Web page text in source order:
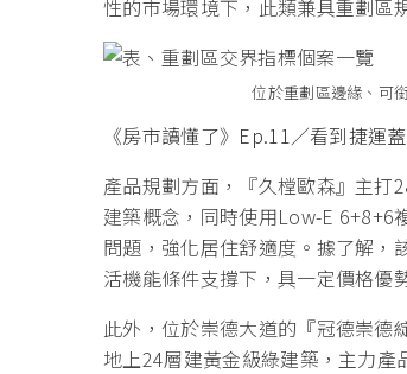
性的市場環境下，此類兼具重劃區
位於重劃區邊緣、可
《房市讀懂了》Ep.11／看到捷運
產品規劃方面，『久樘歐森』主
建築概念，同時使用Low-E 6+8+6
問題，強化居住舒適度。據了解，
活機能條件支撐下，具一定價格優
此外，位於崇德大道的『冠德崇德
地上24層建黃金級綠建築，主力